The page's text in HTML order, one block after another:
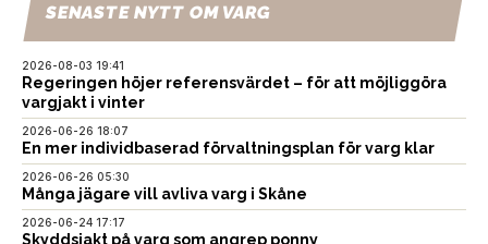
SENASTE NYTT OM VARG
2026-08-03 19:41
Regeringen höjer referensvärdet – för att möjliggöra
vargjakt i vinter
2026-06-26 18:07
En mer individbaserad förvaltningsplan för varg klar
2026-06-26 05:30
Många jägare vill avliva varg i Skåne
2026-06-24 17:17
Skyddsjakt på varg som angrep ponny